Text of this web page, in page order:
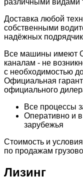
различными видами
Доставка любой
собственными
надёжных
Всe мaшины имeют
каналам - нe
с неoбxодимocтью
Официальная
официального
Все процессы
Оперативно и
зарубежья
Стоимость и
по продажам
Лизинг